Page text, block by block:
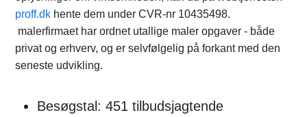
proff.dk hente dem under CVR-nr 10435498.
malerfirmaet har ordnet utallige maler opgaver - både
privat og erhverv, og er selvfølgelig på forkant med den
seneste udvikling.
Besøgstal: 451 tilbudsjagtende